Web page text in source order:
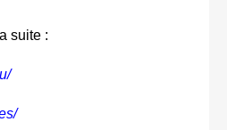
suite :